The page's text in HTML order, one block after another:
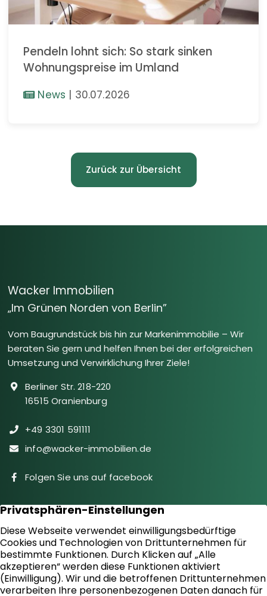
Pendeln lohnt sich: So stark sinken
Wohnungspreise im Umland
News | 30.07.2026
Zurück zur Übersicht
Wacker Immobilien
„Im Grünen Norden von Berlin”
Vom Baugrundstück bis hin zur Markenimmobilie – Wir
beraten Sie gern und helfen Ihnen bei der erfolgreichen
Umsetzung und Verwirklichung Ihrer Ziele!
Berliner Str. 218-220
16515 Oranienburg
+49 3301 591111
info@wacker-immobilien.de
Folgen Sie uns auf facebook
Immobilien
Downloads
Diensteistungen
Aktuelles
Sie suchen
Kontakt
Sie bieten an
Impressum